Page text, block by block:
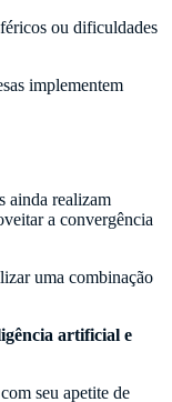
ou dificuldades
implementem
ainda realizam
a convergência
uma combinação
artificial e
seu apetite de